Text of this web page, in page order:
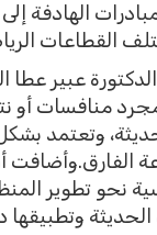
الهادفة
القطاعات
عبير عطا
منافسات أو
وتعتمد
الفارق.وأضافت
نحو تطوير
الحديثة